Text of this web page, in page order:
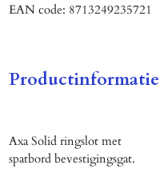
EAN code: 8713249235721
Productinformatie
Axa Solid ringslot met
spatbord bevestigingsgat.